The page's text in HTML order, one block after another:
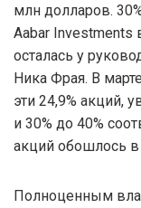
млн долларов.
Aabar Investments
осталась у
Ника Фрая. В
эти 24,9% акций,
и 30% до 40%
акций обошлось
Полноценным